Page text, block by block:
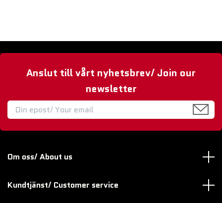
Anslut till vårt nyhetsbrev/ Join our
newsletter
Om oss/ About us
Kundtjänst/ Customer service